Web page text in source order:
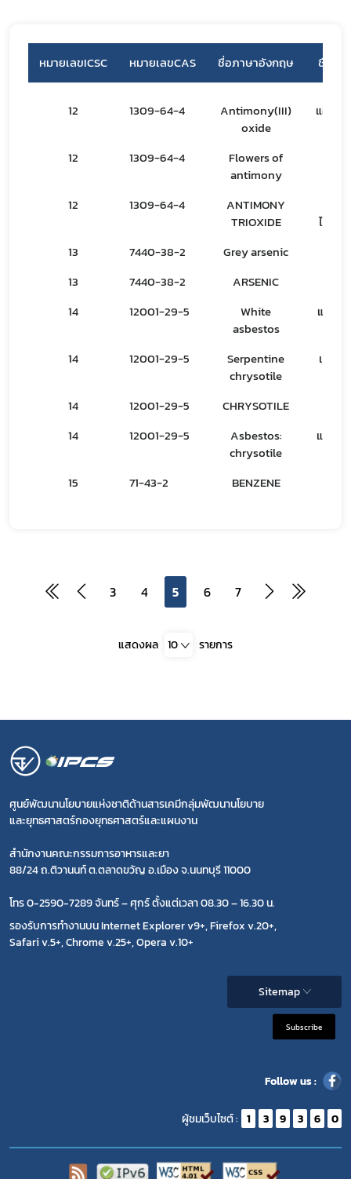
หมายเลขICSC หมายเลขCAS ชื่อภาษาอังกฤษ ชื่อภา
12 1309-64-4
Antimony(III)
oxide
แอนติ
12
1309-64-4
Flowers of
antimony
12 1309-64-4
ANTIMONY
TRIOXIDE
ไตรอ
13
7440-38-2 Grey arsenic
13
7440-38-2 ARSENIC
14
12001-29-5
White
asbestos
แอสเ
14
12001-29-5
Serpentine
chrysotile
เซอร์
14
12001-29-5 CHRYSOTILE
14
12001-29-5
Asbestos:
chrysotile
แอสเ
15
71-43-2 BENZENE
3 4 5 6 7
แสดงผล 10 รายการ
ศูนย์พัฒนานโยบายแห่งชาติด้านสารเคมีกลุ่มพัฒนานโยบาย
และยุทธศาสตร์กองยุทธศาสตร์และแผนงาน
สำนักงานคณะกรรมการอาหารและยา
88/24 ถ.ติวานนท์ ต.ตลาดขวัญ อ.เมือง จ.นนทบุรี 11000
โทร 0-2590-7289 จันทร์ – ศุกร์ ตั้งแต่เวลา 08.30 – 16.30 น.
รองรับการทำงานบน Internet Explorer v9+, Firefox v.20+,
Safari v.5+, Chrome v.25+, Opera v.10+
Sitemap
Subscribe
Follow us :
ผู้ชมเว็บไซต์ : 1 3 9 3 6 0
เลือกหัวข้อที่ท่านต้องการ Subscribe
covid